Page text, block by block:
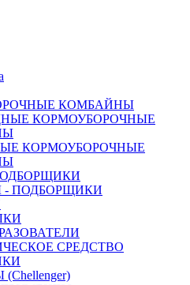
КОМБАЙНЫ
КОРМОУБОРОЧНЫЕ
КОРМОУБОРОЧНЫЕ
- ПОДБОРЩИКИ
СРЕДСТВО